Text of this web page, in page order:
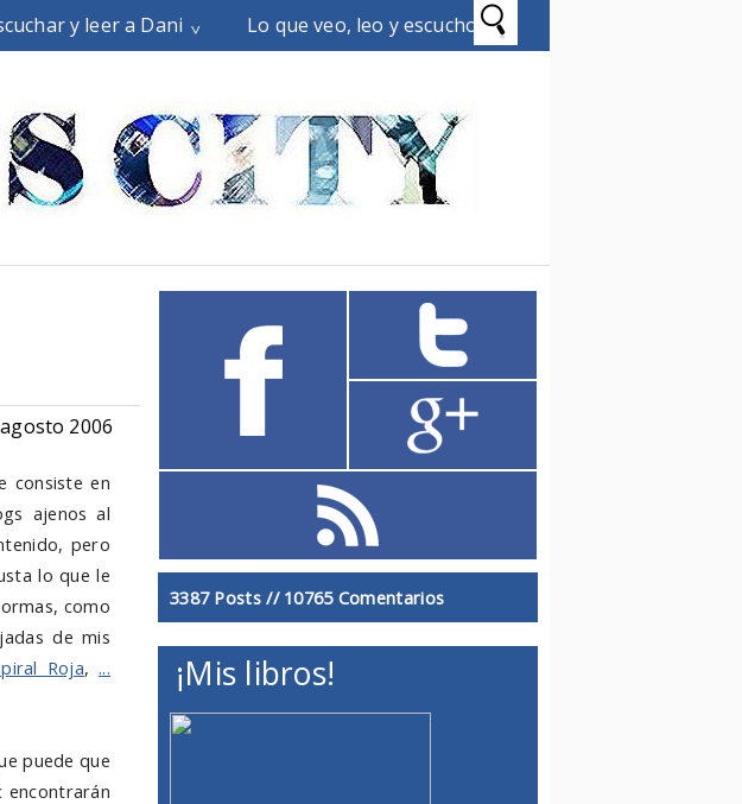
y leer a Dani Lo que veo, leo y escucho
2006
consiste en
ajenos al
pero
lo que le
como
de mis
Roja,...
puede que
encontrarán
3387 Posts // 10765 Comentarios
¡Mis libros!